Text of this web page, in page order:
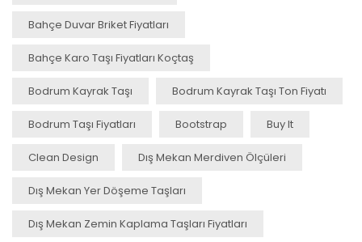
Bahçe Duvar Briket Fiyatları
Bahçe Karo Taşı Fiyatları Koçtaş
Bodrum Kayrak Taşı Bodrum Kayrak Taşı Ton Fiyatı
Bodrum Taşı Fiyatları Bootstrap Buy It
Clean Design Dış Mekan Merdiven Ölçüleri
Dış Mekan Yer Döşeme Taşları
Dış Mekan Zemin Kaplama Taşları Fiyatları